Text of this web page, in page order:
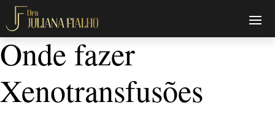
Onde fazer
Xenotransfusões